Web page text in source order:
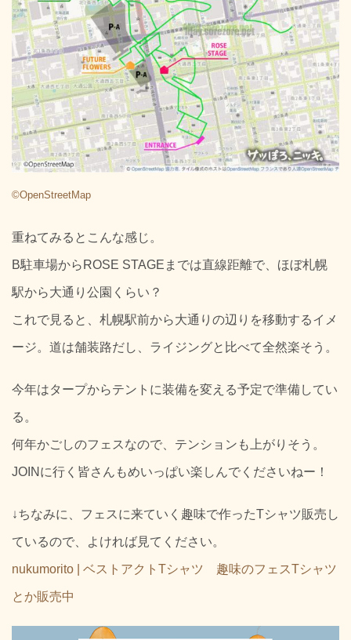
©OpenStreetMap
重ねてみるとこんな感じ。
B駐車場からROSE STAGEまでは直線距離で、ほぼ札幌
駅から大通り公園くらい？
これで見ると、札幌駅前から大通りの辺りを移動するイメ
ージ。道は舗装路だし、ライジングと比べて全然楽そう。
今年はタープからテントに装備を変える予定で準備してい
る。
何年かごしのフェスなので、テンションも上がりそう。
JOINに行く皆さんもめいっぱい楽しんでくださいねー！
↓ちなみに、フェスに来ていく趣味で作ったTシャツ販売し
ているので、よければ見てください。
nukumorito | ベストアクトTシャツ 趣味のフェスTシャツ
とか販売中